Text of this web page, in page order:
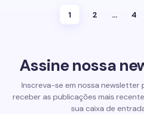
1 2 … 4
Assine nossa
Inscreva-se em nossa newsletter
receber as publicações mais
sua caixa de